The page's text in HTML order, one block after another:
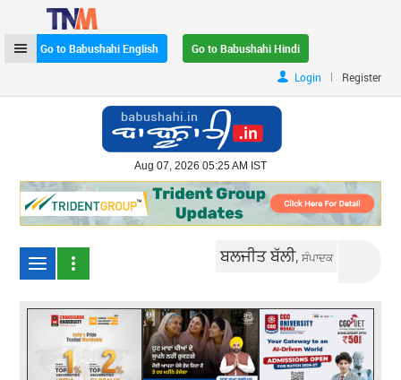
Go to Babushahi English
Go to Babushahi Hindi
Login
| Register
Aug 07, 2026 05:25 AM IST
ਬਲਜੀਤ ਬੱਲੀ,ਸੰਪਾਦਕ